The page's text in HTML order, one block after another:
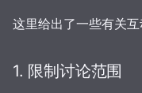
这里给出了一些有关互
1. 限制讨论范围